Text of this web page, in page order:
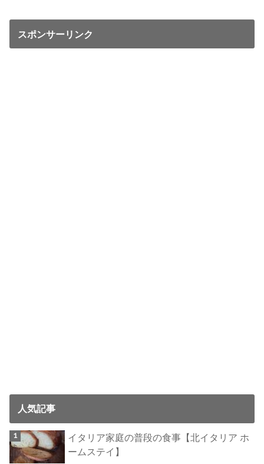
スポンサーリンク
人気記事
イタリア家庭の普段の食事【北イタリア ホ
ームステイ】